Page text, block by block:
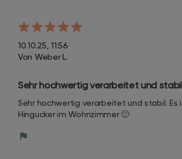
10.10.25, 11:56
Von Weber L.
Sehr hochwertig verarbeitet und stabil
Sehr hochwertig verarbeitet und stabil. Es
Hingucker im Wohnzimmer 🙂